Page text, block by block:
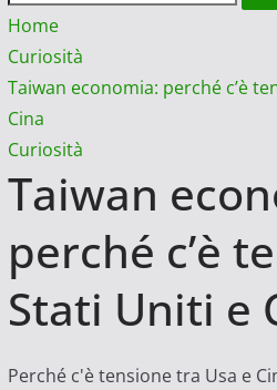
per:
Home
Curiosità
Taiwan economia: perché c’è
Cina
Curiosità
Taiwan
perché c’è
Stati Uniti e
Perché c'è tensione tra Usa e